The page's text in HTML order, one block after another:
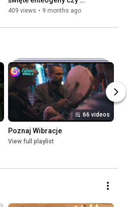
neuropsychologia mózgu -
409 views • 9 months ago
66 videos
Poznaj Wibracje
View full playlist